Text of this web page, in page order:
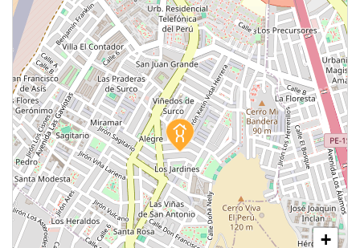
109.00 m² Piso 13
3 dorms. 2 baños
COTIZAR AHORA
+